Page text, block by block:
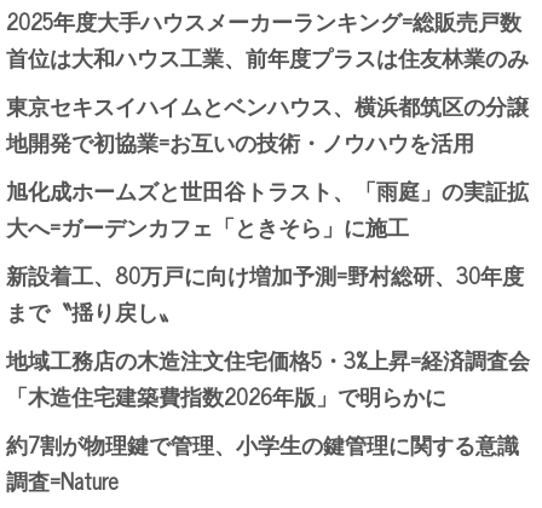
2025年度大手ハウスメーカーランキング=総販売戸数
首位は大和ハウス工業、前年度プラスは住友林業のみ
東京セキスイハイムとベンハウス、横浜都筑区の分譲
地開発で初協業=お互いの技術・ノウハウを活用
旭化成ホームズと世田谷トラスト、「雨庭」の実証拡
大へ=ガーデンカフェ「ときそら」に施工
新設着工、80万戸に向け増加予測=野村総研、30年度
まで〝揺り戻し〟
地域工務店の木造注文住宅価格5・3%上昇=経済調査会
「木造住宅建築費指数2026年版」で明らかに
約7割が物理鍵で管理、小学生の鍵管理に関する意識
調査=Nature